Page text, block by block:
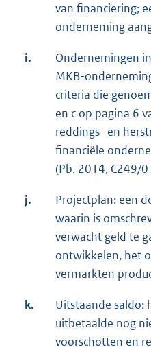
van financiering;
onderneming
i.
Ondernemingen
MKB-
criteria die
en c op pagina 6
reddings- en
financiële
(Pb. 2014, C249/
j.
Projectplan: een
waarin is
verwacht geld te
ontwikkelen, het
vermarkten
k.
Uitstaande saldo:
uitbetaalde nog
voorschotten en